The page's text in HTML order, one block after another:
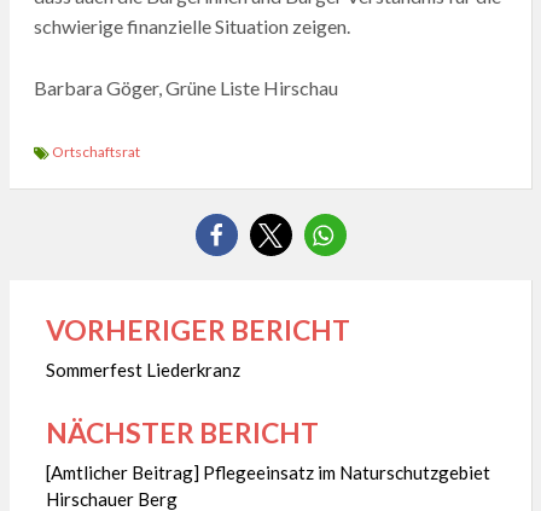
schwierige finanzielle Situation zeigen.
Barbara Göger, Grüne Liste Hirschau
Ortschaftsrat
Beitragsnavigation
VORHERIGER BERICHT
Sommerfest Liederkranz
NÄCHSTER BERICHT
[Amtlicher Beitrag] Pflegeeinsatz im Naturschutzgebiet
Hirschauer Berg